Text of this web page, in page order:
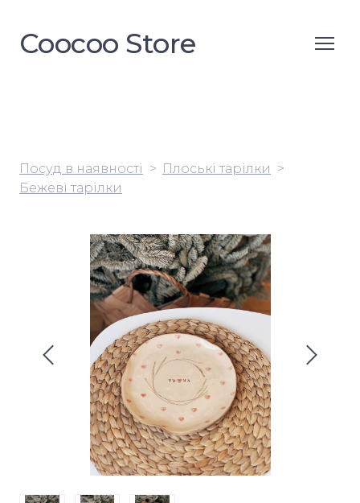
Coocoo Store
Посуд в наявності
Плоські тарілки
Бежеві тарілки